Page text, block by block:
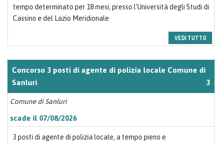
tempo determinato per 18 mesi, presso l'Università degli Studi di
Cassino e del Lazio Meridionale
VEDI TUTTO
Concorso 3 posti di agente di polizia locale Comune di
Sanluri
3
Comune di Sanluri
scade il 07/08/2026
3 posti di agente di polizia locale, a tempo pieno e